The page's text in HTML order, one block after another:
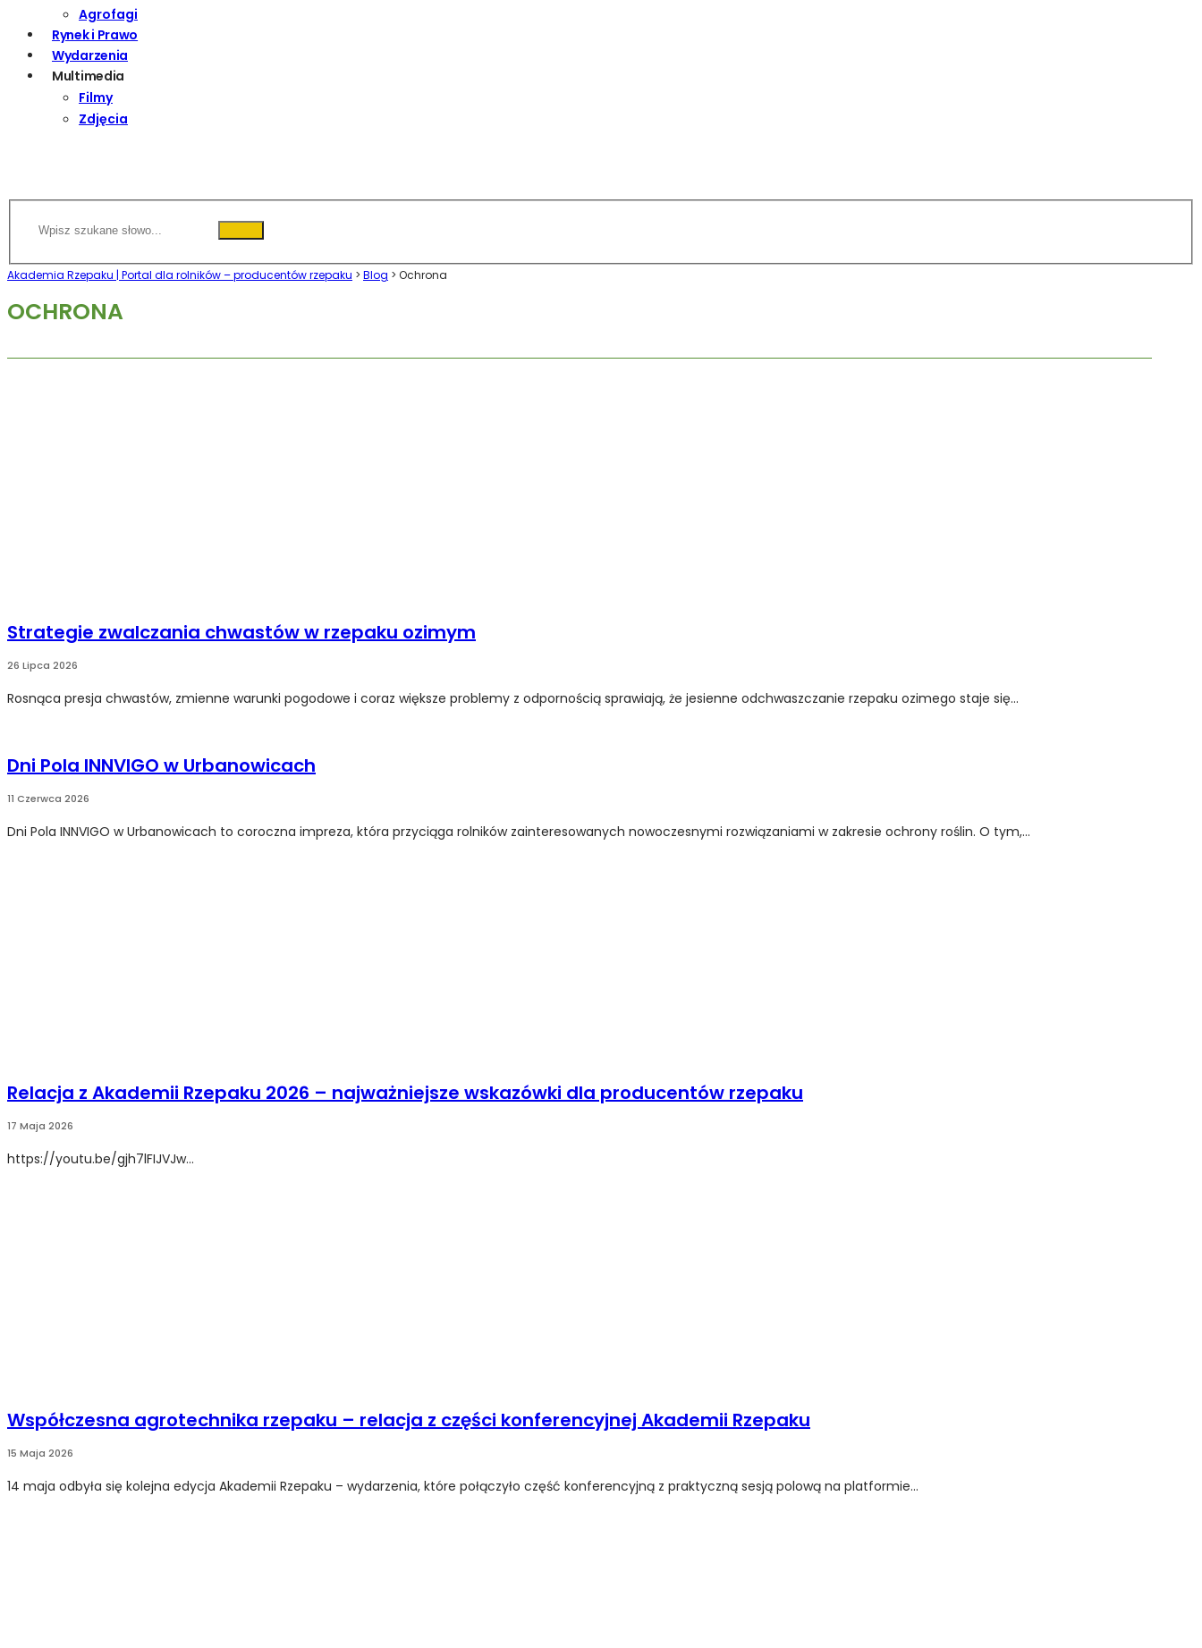
Agrofagi
Rynek i Prawo
Wydarzenia
Multimedia
Filmy
Zdjęcia
Akademia Rzepaku | Portal dla rolników – producentów rzepaku > Blog > Ochrona
OCHRONA
Strategie zwalczania chwastów w rzepaku ozimym
26 Lipca 2026
Rosnąca presja chwastów, zmienne warunki pogodowe i coraz większe problemy z odpornością sprawiają, że jesienne odchwaszczanie rzepaku ozimego staje się...
Dni Pola INNVIGO w Urbanowicach
11 Czerwca 2026
Dni Pola INNVIGO w Urbanowicach to coroczna impreza, która przyciąga rolników zainteresowanych nowoczesnymi rozwiązaniami w zakresie ochrony roślin. O tym,...
Relacja z Akademii Rzepaku 2026 – najważniejsze wskazówki dla producentów rzepaku
17 Maja 2026
https://youtu.be/gjh7lFIJVJw...
Współczesna agrotechnika rzepaku – relacja z części konferencyjnej Akademii Rzepaku
15 Maja 2026
14 maja odbyła się kolejna edycja Akademii Rzepaku – wydarzenia, które połączyło część konferencyjną z praktyczną sesją polową na platformie...